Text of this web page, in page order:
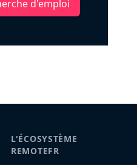
d'emploi
L'ÉCOSYSTÈME
REMOTEFR